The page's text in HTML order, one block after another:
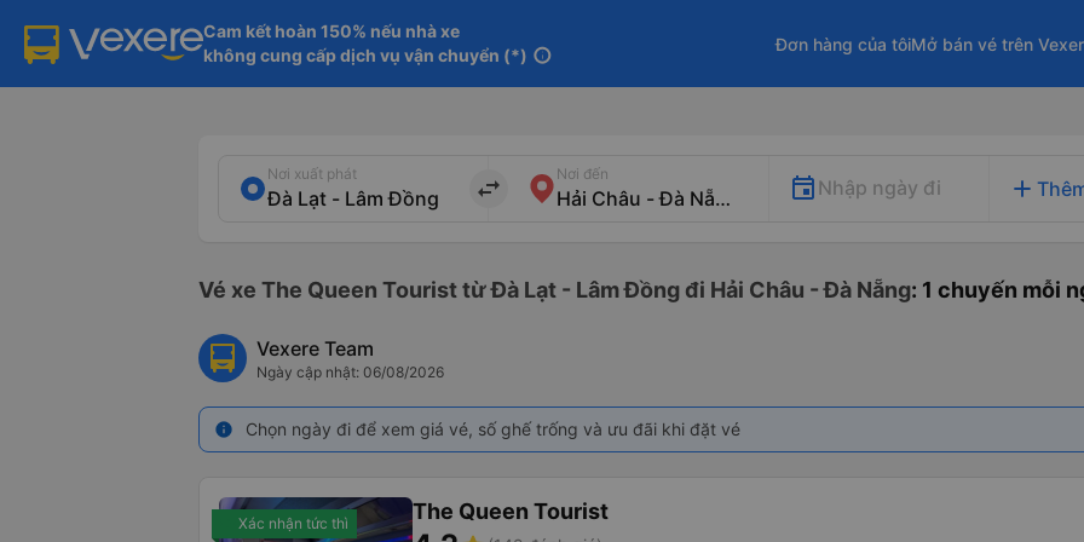
Cam kết hoàn 150% nếu nhà xe
không cung cấp dịch vụ vận chuyển (*) info
Đơn hàng của tôiMở bán vé trên
Nơi xuất phát
import_export
Nơi đến
Nhập ngày đi add
Vé xe The Queen Tourist từ Đà Lạt - Lâm Đồng đi Hải Châu - Đà Nẵng: 1 chuyến mỗi
Vexere Team
Ngày cập nhật: 06/08/2026
info Chọn ngày đi để xem giá vé, số ghế trống và ưu đãi khi đặt vé
Xác nhận tức thì The Queen Tourist